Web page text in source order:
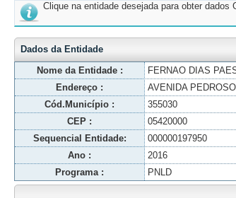
Clique na entidade desejada para obter
Dados da Entidade
Nome da Entidade :
FERNAO DIAS
Endereço :
AVENIDA
Cód.Município :
355030
CEP :
05420000
Sequencial Entidade:
000000197950
Ano :
2016
Programa :
PNLD